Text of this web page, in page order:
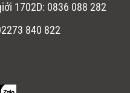
1702D: 0836 088 282
840 822